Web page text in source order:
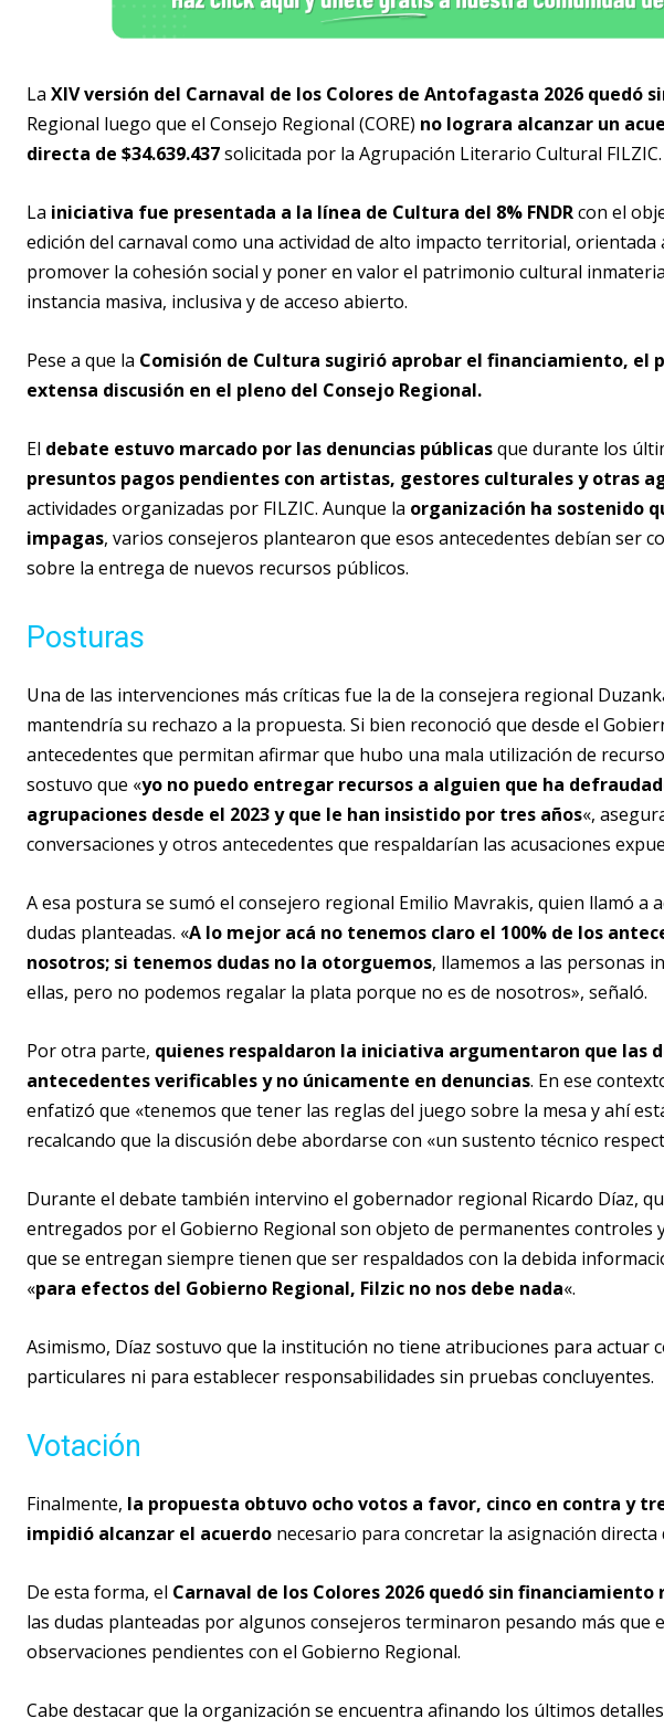
La XIV versión del Carnaval de los Colores de Antofagasta 2026 quedó
Regional luego que el Consejo Regional (CORE) no lograra alcanzar un
directa de $34.639.437solicitada por la Agrupación Literario Cultural FILZIC.
La iniciativa fue presentada a la línea de Cultura del 8% FNDRcon el
edición del carnaval como una actividad de alto impacto territorial,
promover la cohesión social y poner en valor el patrimonio cultural
instancia masiva, inclusiva y de acceso abierto.
Pese a que la Comisión de Cultura sugirió aprobar el financiamiento, el
extensa discusión en el pleno del Consejo Regional.
El debate estuvo marcado por las denuncias públicasque durante los
presuntos pagos pendientes con artistas, gestores culturales y otras
actividades organizadas por FILZIC. Aunque la organización ha sostenido
impagas, varios consejeros plantearon que esos antecedentes debían ser
sobre la entrega de nuevos recursos públicos.
Posturas
Una de las intervenciones más críticas fue la de la consejera regional
mantendría su rechazo a la propuesta. Si bien reconoció que desde el
antecedentes que permitan afirmar que hubo una mala utilización de
sostuvo que «yo no puedo entregar recursos a alguien que ha
agrupaciones desde el 2023 y que le han insistido por tres años«,
conversaciones y otros antecedentes que respaldarían las acusaciones
A esa postura se sumó el consejero regional Emilio Mavrakis, quien llamó a
dudas planteadas. «A lo mejor acá no tenemos claro el 100% de los
nosotros; si tenemos dudas no la otorguemos, llamemos a las personas
ellas, pero no podemos regalar la plata porque no es de nosotros», señaló.
Por otra parte, quienes respaldaron la iniciativa argumentaron que las
antecedentes verificables y no únicamente en denuncias. En ese
enfatizó que «tenemos que tener las reglas del juego sobre la mesa y ahí
recalcando que la discusión debe abordarse con «un sustento técnico
Durante el debate también intervino el gobernador regional Ricardo Díaz,
entregados por el Gobierno Regional son objeto de permanentes controles
que se entregan siempre tienen que ser respaldados con la debida
«para efectos del Gobierno Regional, Filzic no nos debe nada«.
Asimismo, Díaz sostuvo que la institución no tiene atribuciones para actuar
particulares ni para establecer responsabilidades sin pruebas concluyentes.
Votación
Finalmente, la propuesta obtuvo ocho votos a favor, cinco en contra y
impidió alcanzar el acuerdo necesario para concretar la asignación directa
De esta forma, el Carnaval de los Colores 2026 quedó sin financiamiento
las dudas planteadas por algunos consejeros terminaron pesando más que
observaciones pendientes con el Gobierno Regional.
Cabe destacar que la organización se encuentra afinando los últimos